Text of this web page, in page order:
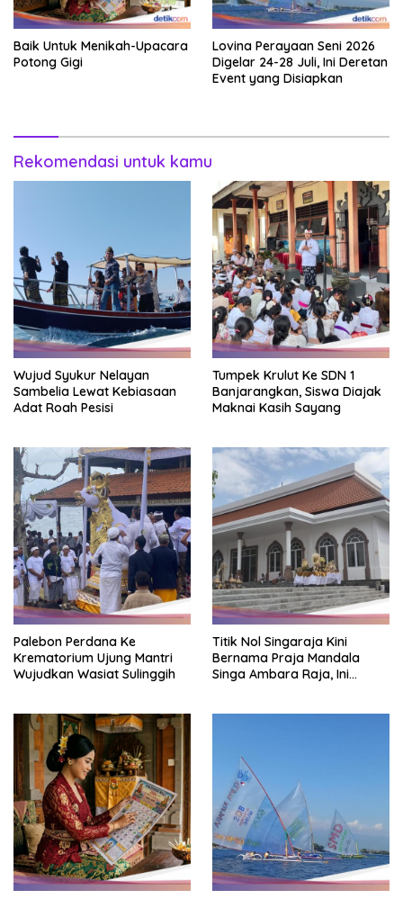
Baik Untuk Menikah-Upacara
Potong Gigi
Lovina Perayaan Seni 2026
Digelar 24-28 Juli, Ini Deretan
Event yang Disiapkan
Rekomendasi untuk kamu
Wujud Syukur Nelayan
Sambelia Lewat Kebiasaan
Adat Roah Pesisi
Tumpek Krulut Ke SDN 1
Banjarangkan, Siswa Diajak
Maknai Kasih Sayang
Palebon Perdana Ke
Krematorium Ujung Mantri
Wujudkan Wasiat Sulinggih
Titik Nol Singaraja Kini
Bernama Praja Mandala
Singa Ambara Raja, Ini